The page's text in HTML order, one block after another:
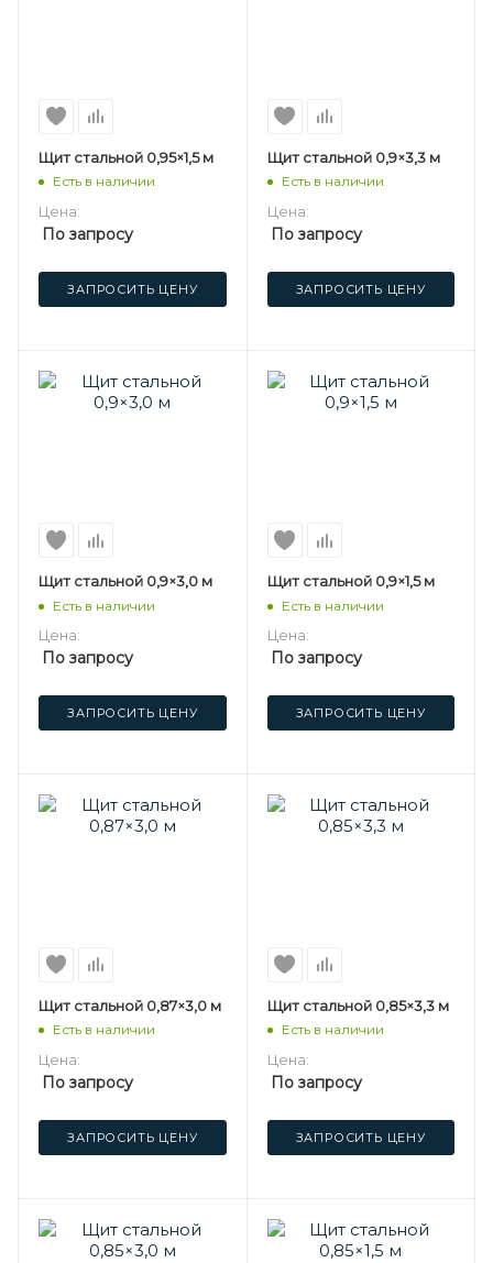
Щит стальной 0,95×1,5 м
Есть в наличии
Цена:
По запросу
ЗАПРОСИТЬ ЦЕНУ
Щит стальной 0,9×3,3 м
Есть в наличии
Цена:
По запросу
ЗАПРОСИТЬ ЦЕНУ
Щит стальной 0,9×3,0 м
Есть в наличии
Цена:
По запросу
ЗАПРОСИТЬ ЦЕНУ
Щит стальной 0,9×1,5 м
Есть в наличии
Цена:
По запросу
ЗАПРОСИТЬ ЦЕНУ
Щит стальной 0,87×3,0 м
Есть в наличии
Цена:
По запросу
ЗАПРОСИТЬ ЦЕНУ
Щит стальной 0,85×3,3 м
Есть в наличии
Цена:
По запросу
ЗАПРОСИТЬ ЦЕНУ